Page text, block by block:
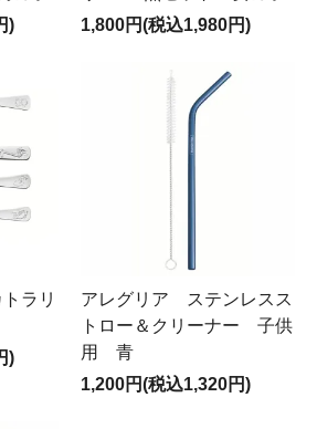
)
1,800円(税込1,980円)
ラリ
)
アレグリア ステンレスス
トロー＆クリーナー 子供
用 青
1,200円(税込1,320円)